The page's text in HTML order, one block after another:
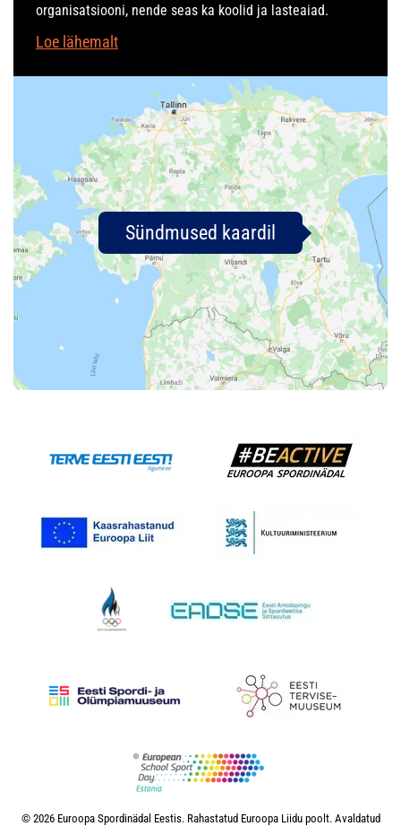
organisatsiooni, nende seas ka koolid ja lasteaiad.
Loe lähemalt
Sündmused kaardil
© 2026 Euroopa Spordinädal Eestis. Rahastatud Euroopa Liidu poolt. Avaldatud